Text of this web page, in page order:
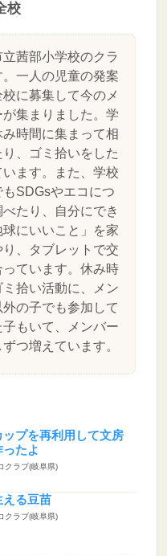
校
茜部小学校のクラ
。一人の児童の発案
校に募集して今のメ
が集まりました。学
み時間に集まって相
、ゴミ拾いをした
います。また、学校
もSDGsやエコにつ
べたり、自分にでき
球にいいこと」を家
り、タブレットで交
っています。休み時
ミ拾い活動に、メン
の子でも参加して
子もいて、メンバー
ずつ増えています。
ップを再利用して文房
たよ
クラブ(岐阜県)
える豆苗
クラブ(岐阜県)